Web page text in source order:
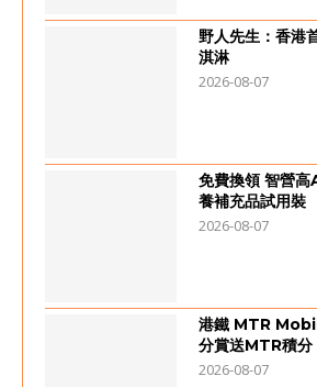
野人先生：香港
淇淋
2026-08-07
免費換領 智營
養補充品試用裝
2026-08-07
港鐵 MTR
分賞送MTR積
2026-08-07